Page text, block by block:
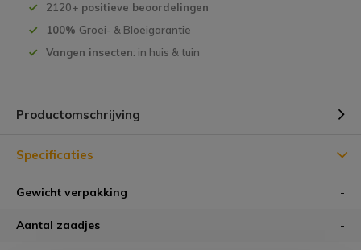
2120+ positieve beoordelingen
100% Groei- & Bloeigarantie
Vangen insecten: in huis & tuin
Productomschrijving
Specificaties
Gewicht verpakking -
Aantal zaadjes -